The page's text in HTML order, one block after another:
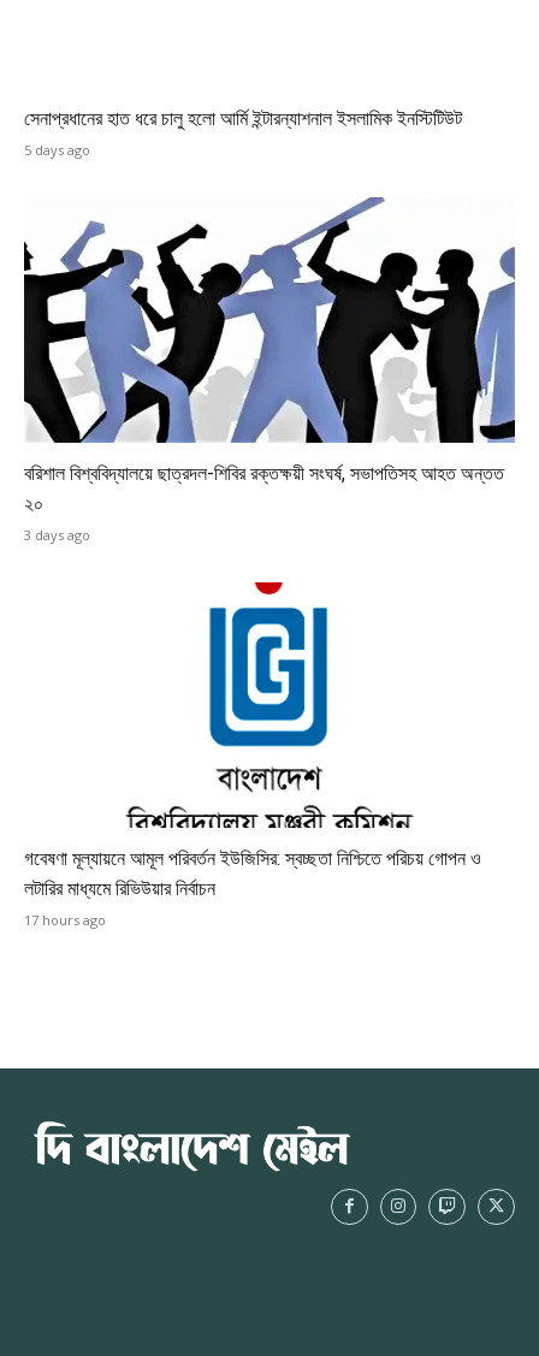
সেনাপ্রধানের হাত ধরে চালু হলো আর্মি ইন্টারন্যাশনাল ইসলামিক ইনস্টিটিউট
5 days ago
বরিশাল বিশ্ববিদ্যালয়ে ছাত্রদল-শিবির রক্তক্ষয়ী সংঘর্ষ, সভাপতিসহ আহত অন্তত
২০
3 days ago
গবেষণা মূল্যায়নে আমূল পরিবর্তন ইউজিসির: স্বচ্ছতা নিশ্চিতে পরিচয় গোপন ও
লটারির মাধ্যমে রিভিউয়ার নির্বাচন
17 hours ago